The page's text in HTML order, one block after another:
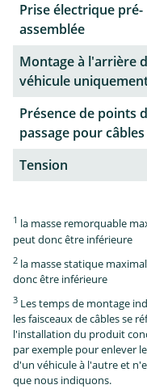
Prise électrique pré-
assemblée
Montage à l'arrière
véhicule
Présence de points
passage pour câbles
Tension
1 la masse remorquable
peut donc être inférieure
2 la masse statique
donc être inférieure
3 Les temps de montage
les faisceaux de câbles se
l'installation du produit
par exemple pour enlever
d'un véhicule à l'autre et
que nous indiquons.